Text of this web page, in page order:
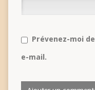
Prévenez-moi
e-mail.